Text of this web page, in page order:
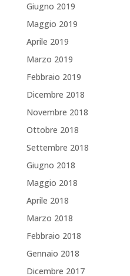
Giugno 2019
Maggio 2019
Aprile 2019
Marzo 2019
Febbraio 2019
Dicembre 2018
Novembre 2018
Ottobre 2018
Settembre 2018
Giugno 2018
Maggio 2018
Aprile 2018
Marzo 2018
Febbraio 2018
Gennaio 2018
Dicembre 2017